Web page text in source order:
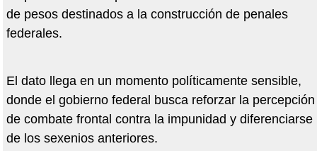
de pesos destinados a la construcción de penales
federales.
El dato llega en un momento políticamente sensible,
donde el gobierno federal busca reforzar la percepción
de combate frontal contra la impunidad y diferenciarse
de los sexenios anteriores.